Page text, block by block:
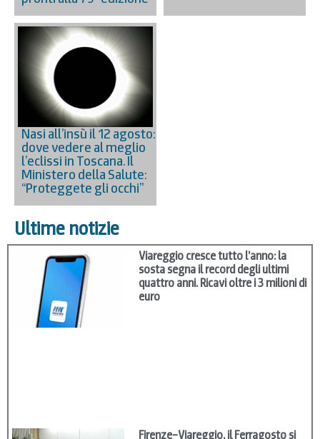
Nasi all’insù il 12 agosto:
dove vedere al meglio
l’eclissi in Toscana. Il
Ministero della Salute:
“Proteggete gli occhi”
Ultime notizie
Viareggio cresce tutto l’anno: la
sosta segna il record degli ultimi
quattro anni. Ricavi oltre i 3 milioni di
euro
Firenze–Viareggio, il Ferragosto si